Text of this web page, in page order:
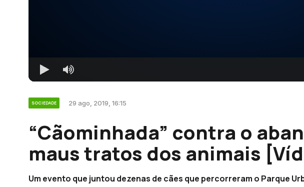
SOCIEDADE 29 ago, 2019, 16:15
“Cãominhada” contra o
maus tratos dos animais
Um evento que juntou dezenas de cães que percorreram o Parque